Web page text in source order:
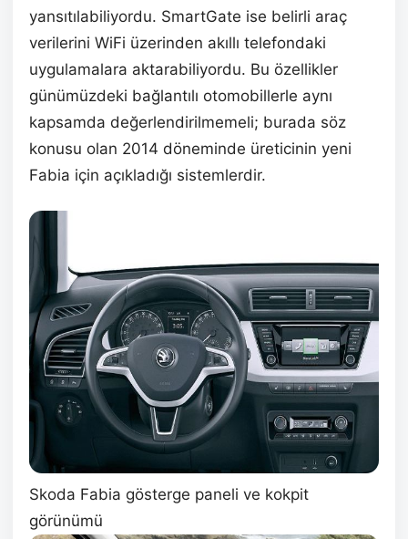
yansıtılabiliyordu. SmartGate ise belirli araç
verilerini WiFi üzerinden akıllı telefondaki
uygulamalara aktarabiliyordu. Bu özellikler
günümüzdeki bağlantılı otomobillerle aynı
kapsamda değerlendirilmemeli; burada söz
konusu olan 2014 döneminde üreticinin yeni
Fabia için açıkladığı sistemlerdir.
Skoda Fabia gösterge paneli ve kokpit
görünümü